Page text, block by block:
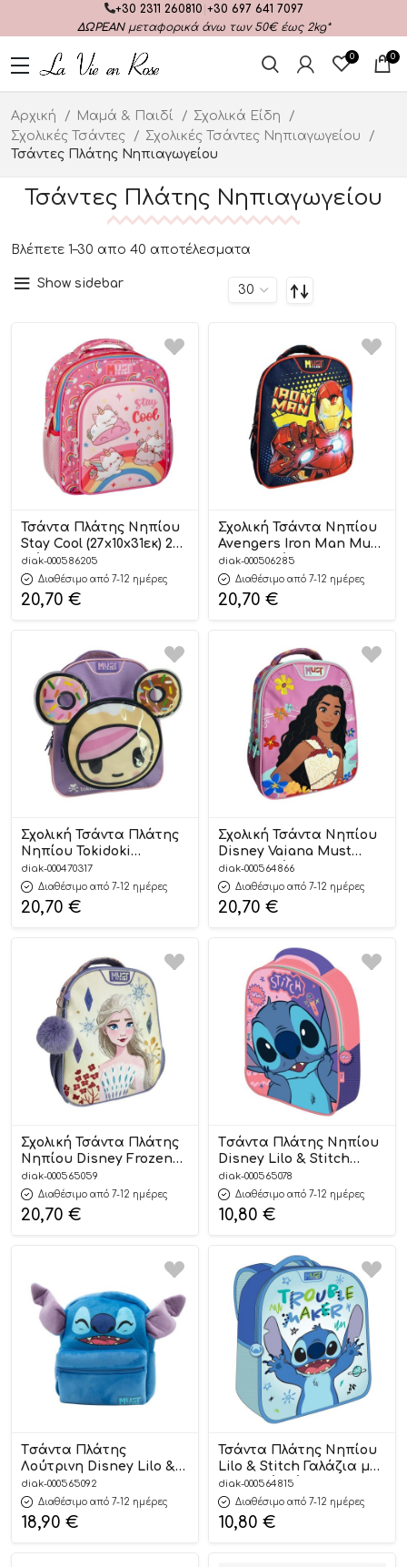
+30 2311 260810 +30 697 641 7097
ΔΩΡΕΑΝμεταφορικά άνω των 50€ έως 2kg*
0 0
Αρχική Μαμά & Παιδί
Σχολικά Είδη
Σχολικές Τσάντες
Σχολικές Τσάντες Νηπιαγωγείου
Τσάντες Πλάτης Νηπιαγωγείου
Τσάντες Πλάτης Νηπιαγωγείου
Βλέπετε 1–30 απο 40 αποτέλεσματα
Show sidebar
Τσάντα Πλάτης Νηπίου
Stay Cool (27x10x31εκ) 2
Θήκες | Must
5205698730436
diak-000586205
Διαθέσιμο από 7-12 ημέρες
20,70 €
Σχολική Τσάντα Νηπίου
Avengers Iron Man Must
Team 2 Θήκες
(27x10x31cm) | Must
5205698726217
diak-000506285
Διαθέσιμο από 7-12 ημέρες
20,70 €
Σχολική Τσάντα Πλάτης
Νηπίου Tokidoki
Dontuella Must Team 2
Θήκες (27x10x31εκ) | Must
5205698723421
diak-000470317
Διαθέσιμο από 7-12 ημέρες
20,70 €
Σχολική Τσάντα Νηπίου
Disney Vaiana Must
Team 2 Θήκες
(27x10x31εκ) | Must
5205698729461
diak-000564866
Διαθέσιμο από 7-12 ημέρες
20,70 €
Σχολική Τσάντα Πλάτης
Νηπίου Disney Frozen
White Must Team 2
Θήκες (27x10x31cm) |
Must 5205698752049
diak-000565059
Διαθέσιμο από 7-12 ημέρες
20,70 €
Tσάντα Πλάτης Νηπίου
Disney Lilo & Stitch
(26x10x32 εκ) |
5205698753268 Must
diak-000565078
Διαθέσιμο από 7-12 ημέρες
10,80 €
Tσάντα Πλάτης
Λούτρινη Disney Lilo &
Stitch (27x7x24 εκ) |
5205698753824 Must
diak-000565092
Διαθέσιμο από 7-12 ημέρες
18,90 €
Τσάντα Πλάτης Νηπίου
Lilo & Stitch Γαλάζια με 1
Κεντρική Θήκη (
26x10x32εκ ) | Must
5205698726958
diak-000564815
Διαθέσιμο από 7-12 ημέρες
10,80 €